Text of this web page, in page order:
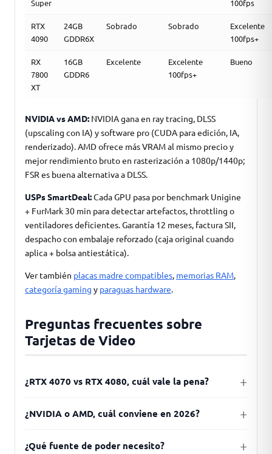
Super 100fps
RTX
4090
24GB
GDDR6X
Sobrado Sobrado
Excelente
100fps+
RX
7800
XT
16GB
GDDR6
Excelente
Excelente
100fps+
Bueno
NVIDIA vs AMD: NVIDIA gana en ray tracing, DLSS
(upscaling con IA) y software pro (CUDA para edición, IA,
renderizado). AMD ofrece más VRAM al mismo precio y
mejor rendimiento bruto en rasterización a 1080p/1440p;
FSR es buena alternativa a DLSS.
USPs SmartDeal:Cada GPU pasa por benchmark Unigine
+ FurMark 30 min para detectar artefactos, throttling o
ventiladores deficientes. Garantía 12 meses, factura SII,
despacho con embalaje reforzado (caja original cuando
aplica + bolsa antiestática).
Ver también placas madre compatibles, memorias RAM,
categoría gaming y paraguas hardware.
Preguntas frecuentes sobre
Tarjetas de Video
¿RTX 4070 vs RTX 4080, cuál vale la pena?
¿NVIDIA o AMD, cuál conviene en 2026?
¿Qué fuente de poder necesito?